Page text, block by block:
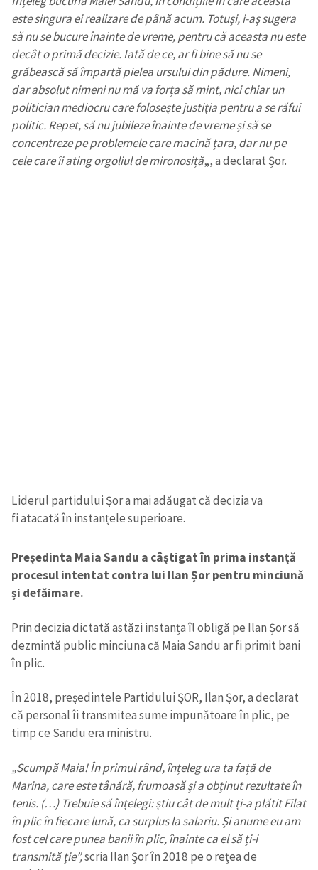
este singura ei realizare de până acum. Totuși, i-aș sugera
să nu se bucure înainte de vreme, pentru că aceasta nu este
decât o primă decizie. Iată de ce, ar fi bine să nu se
grăbească să împartă pielea ursului din pădure. Nimeni,
dar absolut nimeni nu mă va forța să mint, nici chiar un
politician mediocru care folosește justiția pentru a se răfui
politic. Repet, să nu jubileze înainte de vreme și să se
concentreze pe problemele care macină țara, dar nu pe
cele care îi ating orgoliul de mironosiță„, a declarat Șor.
Liderul partidului Șor a mai adăugat că decizia va
fi atacată în instanțele superioare.
Președinta Maia Sandu a câștigat în prima instanță
procesul intentat contra lui Ilan Șor pentru minciună
și defăimare.
Prin decizia dictată astăzi instanța îl obligă pe Ilan Șor să
dezmintă public minciuna că Maia Sandu ar fi primit bani
în plic.
În 2018, preşedintele Partidului ŞOR, Ilan Şor, a declarat
că personal îi transmitea sume impunătoare în plic, pe
timp ce Sandu era ministru.
„Scumpă Maia! În primul rând, înțeleg ura ta față de
Marina, care este tânără, frumoasă și a obținut rezultate în
tenis. (…) Trebuie să înțelegi: știu cât de mult ți-a plătit Filat
în plic în fiecare lună, ca surplus la salariu. Și anume eu am
fost cel care punea banii în plic, înainte ca el să ți-i
transmită ție”,scria Ilan Șor în 2018 pe o rețea de